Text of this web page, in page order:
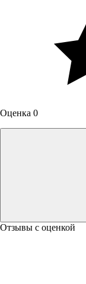
Оценка 0
Отзывы с оценкой